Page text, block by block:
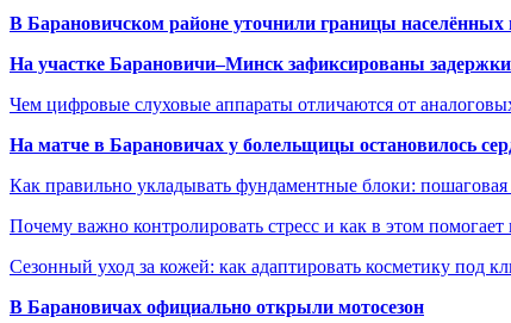
В Барановичском районе уточнили границы
На участке Барановичи–Минск зафиксированы задержки
Чем цифровые слуховые аппараты отличаются от
На матче в Барановичах у болельщицы остановилось
Как правильно укладывать фундаментные блоки: пошаговая
Почему важно контролировать стресс и как в этом помогает
Сезонный уход за кожей: как адаптировать косметику под
В Барановичах официально открыли мотосезон